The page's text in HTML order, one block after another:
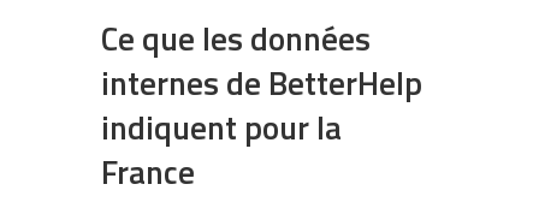
Ce que les données
internes de BetterHelp
indiquent pour la
France